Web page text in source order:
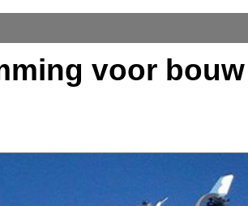
voor bouw